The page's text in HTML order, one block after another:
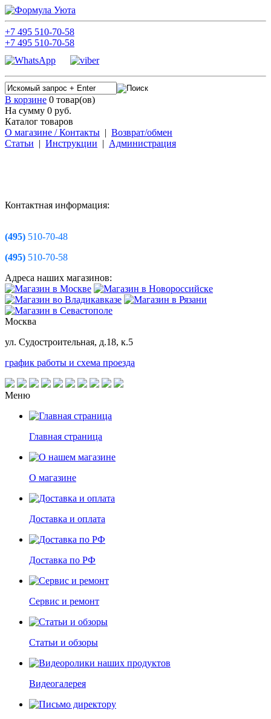
+7 495 510-70-58
+7 495 510-70-58
В корзине 0 товар(ов)
На сумму 0 руб.
Каталог товаров
О магазине / Контакты | Возврат/обмен
Статьи | Инструкции | Администрация
Контактная информация:
(495) 510-70-48
(495) 510-70-58
Адреса наших магазинов:
Москва
ул. Судостроительная, д.18, к.5
график работы и схема проезда
Меню
Главная страница
О магазине
Доставка и оплата
Доставка по РФ
Сервис и ремонт
Статьи и обзоры
Видеогалерея